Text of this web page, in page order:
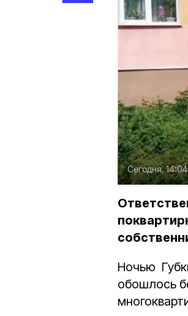
Сегодня, 14:04
Ночью
обошлось